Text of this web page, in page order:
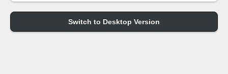
Switch to Desktop Version